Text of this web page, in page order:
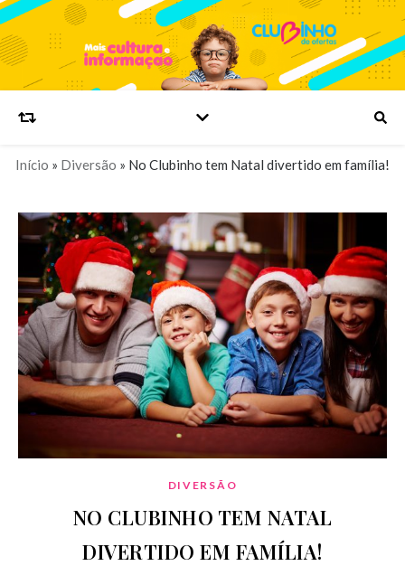
Início » Diversão » No Clubinho tem Natal divertido em família!
DIVERSÃO
NO CLUBINHO TEM NATAL
DIVERTIDO EM FAMÍLIA!